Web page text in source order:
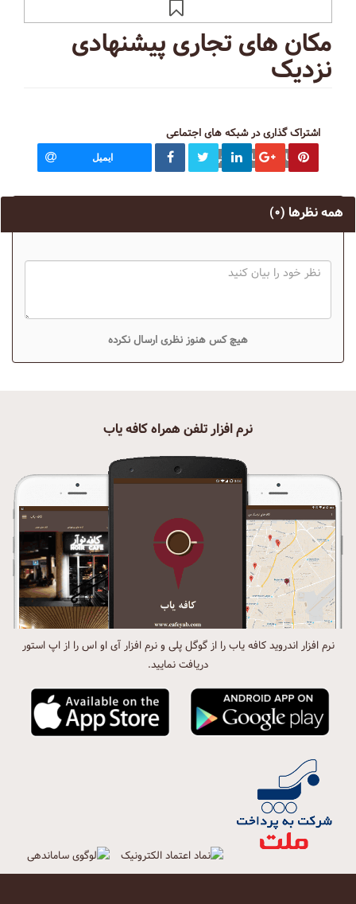
مکان های تجاری پیشنهادی
نزدیک
آکادمی اسلیپ کافی
اشتراک گذاری در شبکه های اجتماعی
ایمیل
همه نظرها (۰)
هیچ کس هنوز نظری ارسال نکرده
نرم افزار تلفن همراه کافه یاب
نرم افزار اندروید کافه یاب را از گوگل پلی و نرم افزار آی او اس را از اپ استور
دریافت نمایید.